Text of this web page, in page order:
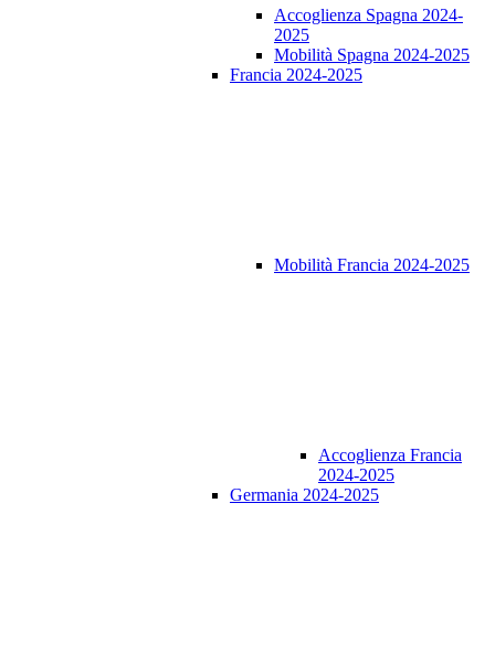
Accoglienza Spagna 2024-
2025
Mobilità Spagna 2024-2025
Francia 2024-2025
Mobilità Francia 2024-2025
Accoglienza Francia
2024-2025
Germania 2024-2025